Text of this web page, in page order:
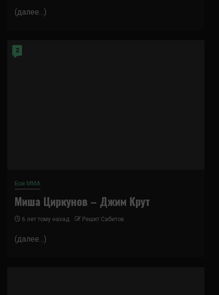
(далее…)
2
Бои ММА
Миша Циркунов – Джим Крут
6 лет тому назад Решит Сабитов
(далее…)